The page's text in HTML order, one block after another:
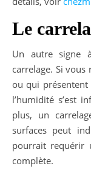
Le
Un autre signe
carrelage. Si
ou qui présentent
l’humidité s’est
plus, un
surfaces peut
pourrait requérir
complète.